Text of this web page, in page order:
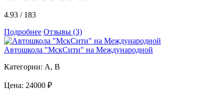
4.93 / 183
Подробнее Отзывы (3)
Автошкола "МскСити" на Международной
Категории: A, B
Цена: 24000 ₽